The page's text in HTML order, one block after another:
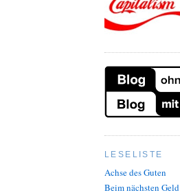
LESELISTE
Achse des Guten
Beim nächsten Geld